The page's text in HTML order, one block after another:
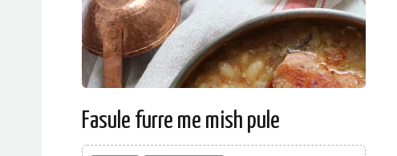
Fasule furre me mish pule